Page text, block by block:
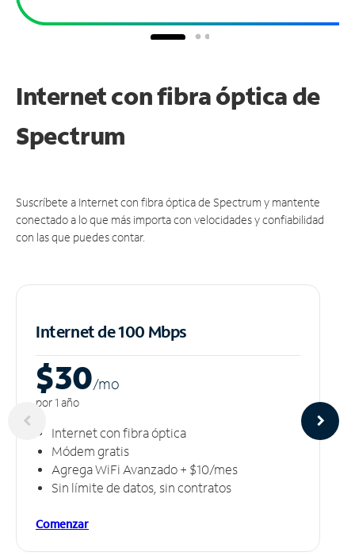
Internet con fibra óptica de
Spectrum
Suscríbete a Internet con fibra óptica de Spectrum y mantente
conectado a lo que más importa con velocidades y confiabilidad
con las que puedes contar.
Internet de 100 Mbps
$30/mo
por 1 año
Internet con fibra óptica
Módem gratis
Agrega WiFi Avanzado + $10/mes
Sin límite de datos, sin contratos
Comenzar